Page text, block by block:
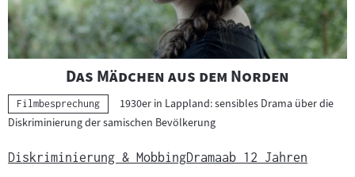
"
Das Mädchen aus dem Norden
Kategorie:
Filmbesprechung
1930er in Lappland: sensibles Drama über die
Diskriminierung der samischen Bevölkerung
Diskriminierung & MobbingDramaab 12 Jahren